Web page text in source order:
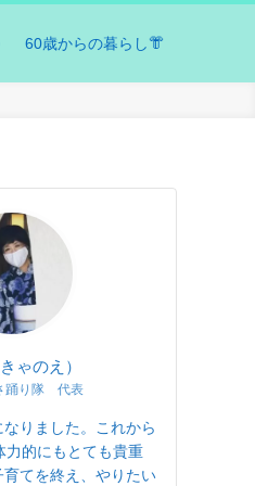
60歳からの暮らし👘
ゃのえ）
踊り隊 代表
りました。これから
力的にもとても貴重
てを終え、やりたい